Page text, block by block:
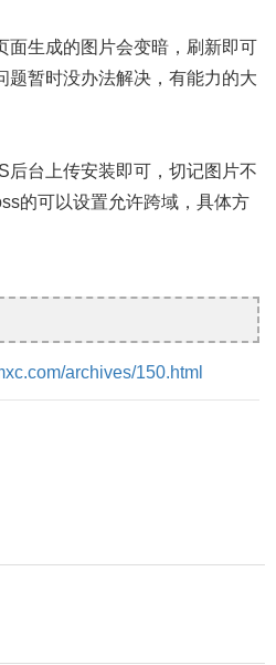
面生成的图片会变暗，刷新即可
题暂时没办法解决，有能力的大
后台上传安装即可，切记图片不
的可以设置允许跨域，具体方
archives/150.html